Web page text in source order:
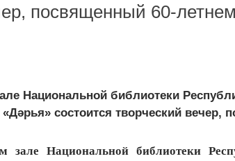
посвященный 60-
Национальной библиотеки
состоится творческий вечер,
Национальной библиотеки